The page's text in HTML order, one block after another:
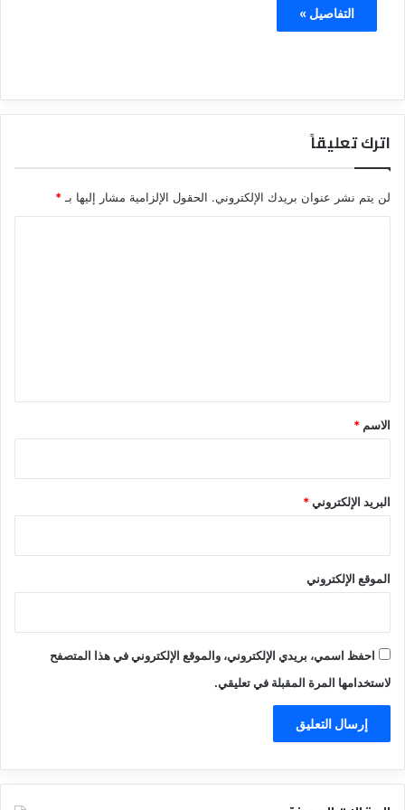
التفاصيل »
اترك تعليقاً
لن يتم نشر عنوان بريدك الإلكتروني. الحقول الإلزامية مشار إليها بـ *
*
الاسم *
البريد الإلكتروني*
الموقع الإلكتروني
احفظ اسمي، بريدي الإلكتروني، والموقع الإلكتروني في هذا المتصفح
لاستخدامها المرة المقبلة في تعليقي.